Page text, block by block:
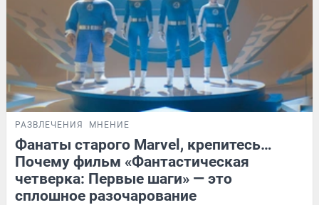
РАЗВЛЕЧЕНИЯ МНЕНИЕ
Фанаты старого Marvel, крепитесь…
Почему фильм «Фантастическая
четверка: Первые шаги» — это
сплошное разочарование